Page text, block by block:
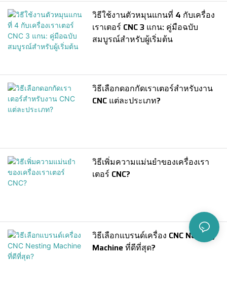
วิธีใช้งานตัวหมุนแกนที่ 4 กับเครื่อง
เราเตอร์ CNC 3 แกน: คู่มือฉบับ
สมบูรณ์สำหรับผู้เริ่มต้น
วิธีเลือกดอกกัดเราเตอร์สำหรับงาน
CNC แต่ละประเภท?
วิธีเพิ่มความแม่นยำของเครื่องเรา
เตอร์ CNC?
วิธีเลือกแบรนด์เครื่อง CNC Nesting
Machine ที่ดีที่สุด?